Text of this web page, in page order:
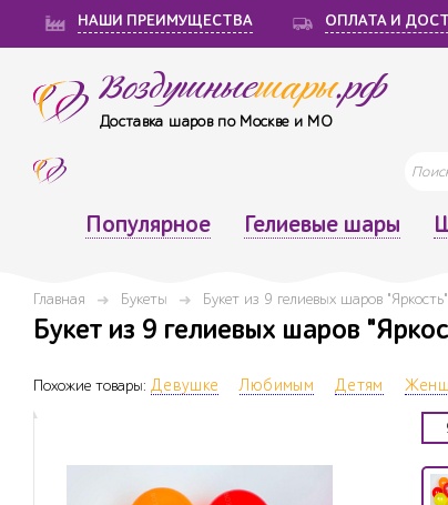
НАШИ ПРЕИМУЩЕСТВА ОПЛАТА И
Воздушныешары.рф
Доставка шаров по Москве и МО
Популярное Гелиевые шары
Главная Букеты Букет из 9 гелиевых шаров
Букет из 9 гелиевых шаров
Похожие товары: Девушке Любимым Детям